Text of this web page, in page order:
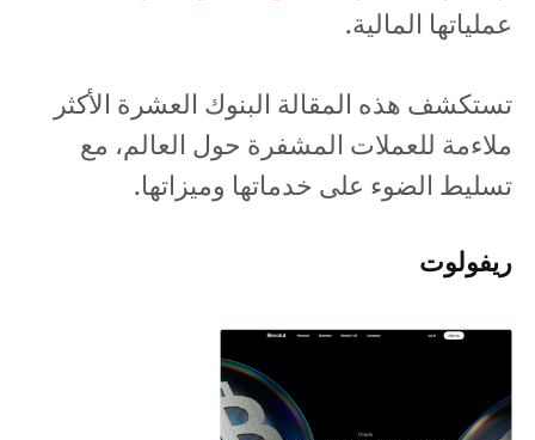
عملياتها المالية.
تستكشف هذه المقالة البنوك العشرة الأكثر
ملاءمة للعملات المشفرة حول العالم، مع
تسليط الضوء على خدماتها وميزاتها.
ريفولوت